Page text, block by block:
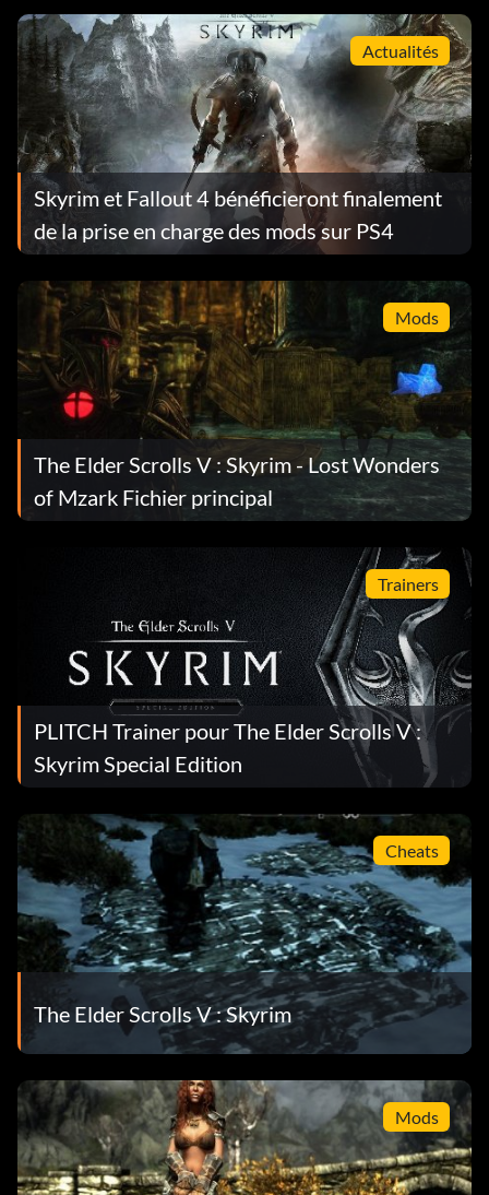
Actualités
Skyrim et Fallout 4 bénéficieront finalement
de la prise en charge des mods sur PS4
Mods
The Elder Scrolls V : Skyrim - Lost Wonders
of Mzark Fichier principal
Trainers
PLITCH Trainer pour The Elder Scrolls V :
Skyrim Special Edition
Cheats
The Elder Scrolls V : Skyrim
Mods